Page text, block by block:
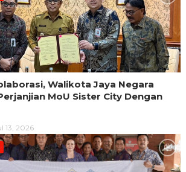
Walikota Jaya Negara
MoU Sister City Dengan
13, 2026